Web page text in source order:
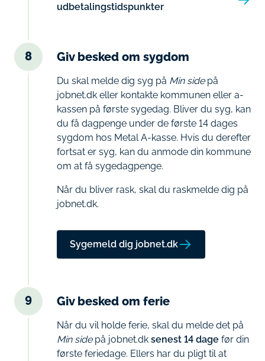
udbetalingstidspunkter
8 Giv besked om sygdom
Du skal melde dig syg på Min sidepå
jobnet.dk eller kontakte kommunen eller a-
kassen på første sygedag. Bliver du syg, kan
du få dagpenge under de første 14 dages
sygdom hos Metal A-kasse. Hvis du derefter
fortsat er syg, kan du anmode din kommune
om at få sygedagpenge.
Når du bliver rask, skal du raskmelde dig på
jobnet.dk.
Sygemeld dig jobnet.dk
9 Giv besked om ferie
Når du vil holde ferie, skal du melde det på
Min sidepå jobnet.dk senest 14 dage før din
første feriedage. Ellers har du pligt til at